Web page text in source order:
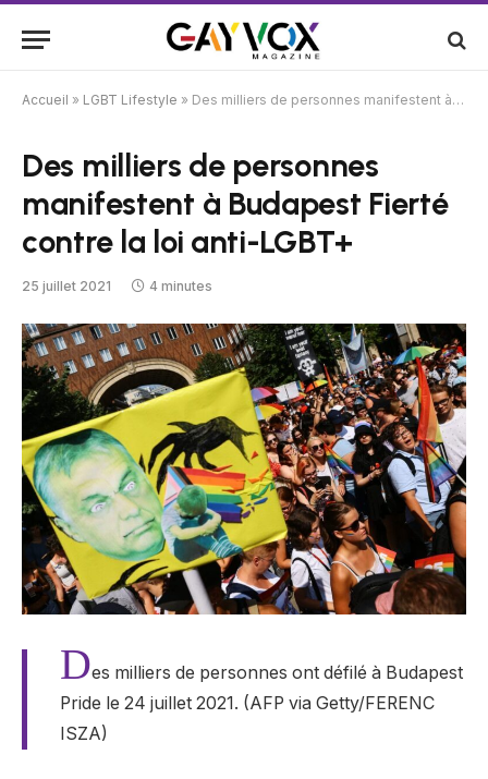
Accueil » LGBT Lifestyle » Des milliers de personnes manifestent à Budapest Fierté contre la loi anti-LGBT+
Des milliers de personnes
manifestent à Budapest Fierté
contre la loi anti-LGBT+
25 juillet 2021 4 minutes
Des milliers de personnes ont défilé à Budapest
Pride le 24 juillet 2021. (AFP via Getty/FERENC
ISZA)